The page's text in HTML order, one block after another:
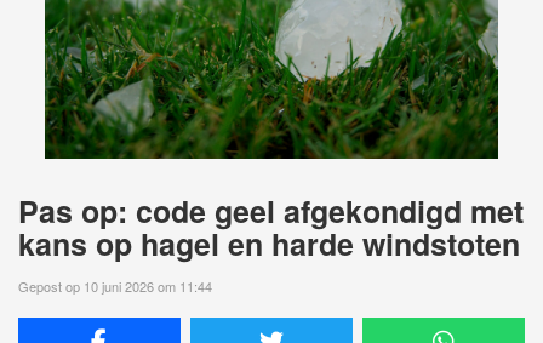
Pas op: code geel afgekondigd met
kans op hagel en harde windstoten
Gepost op 10 juni 2026 om 11:44